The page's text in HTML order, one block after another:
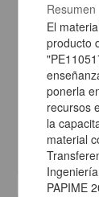
Manual para el
Mathematica:
Luminosos.
Fernández
Tecnologías
General de la
2019-06-18
Físico
Resumen
El
producto
ponerla
recursos
la
material
PAPIME